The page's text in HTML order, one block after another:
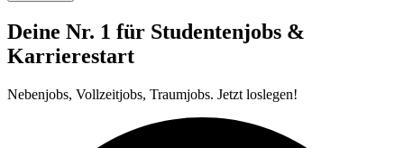
Deine Nr. 1 für Studentenjobs &
Karrierestart
Nebenjobs, Vollzeitjobs, Traumjobs. Jetzt loslegen!